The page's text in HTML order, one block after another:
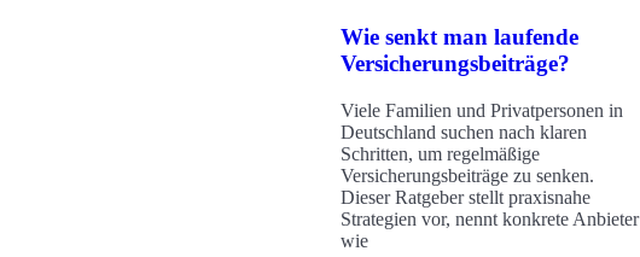
Wie senkt man laufende
Versicherungsbeiträge?
Viele Familien und Privatpersonen in
Deutschland suchen nach klaren
Schritten, um regelmäßige
Versicherungsbeiträge zu senken.
Dieser Ratgeber stellt praxisnahe
Strategien vor, nennt konkrete Anbieter
wie